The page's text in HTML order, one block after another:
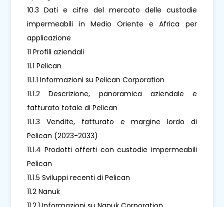
10.3 Dati e cifre del mercato delle custodie
impermeabili in Medio Oriente e Africa per
applicazione
11 Profili aziendali
11.1 Pelican
11.1.1 Informazioni su Pelican Corporation
11.1.2 Descrizione, panoramica aziendale e
fatturato totale di Pelican
11.1.3 Vendite, fatturato e margine lordo di
Pelican (2023-2033)
11.1.4 Prodotti offerti con custodie impermeabili
Pelican
11.1.5 Sviluppi recenti di Pelican
11.2 Nanuk